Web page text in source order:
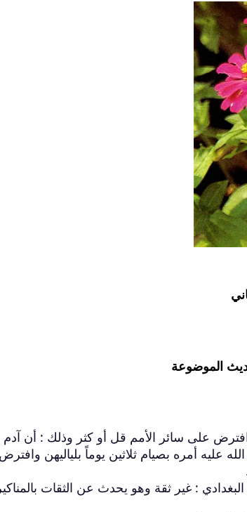
الموضوعة
على سائر الأمم قل أو كثر وذلك : أن آدم
عليه أمره بصيام ثلاثين يوماً بلياليهن
: غير ثقة وهو يحدث عن الثقات